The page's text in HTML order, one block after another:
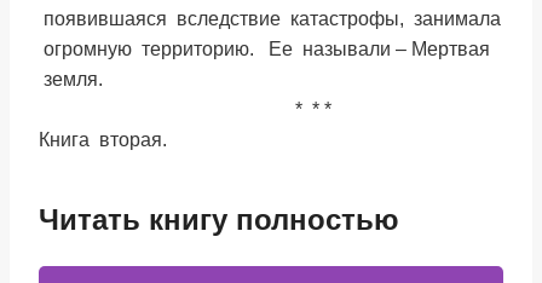
появившаяся вследствие катастрофы, занимала
огромную территорию. Ее называли – Мертвая
земля.
* * *
Книга вторая.
Читать книгу полностью